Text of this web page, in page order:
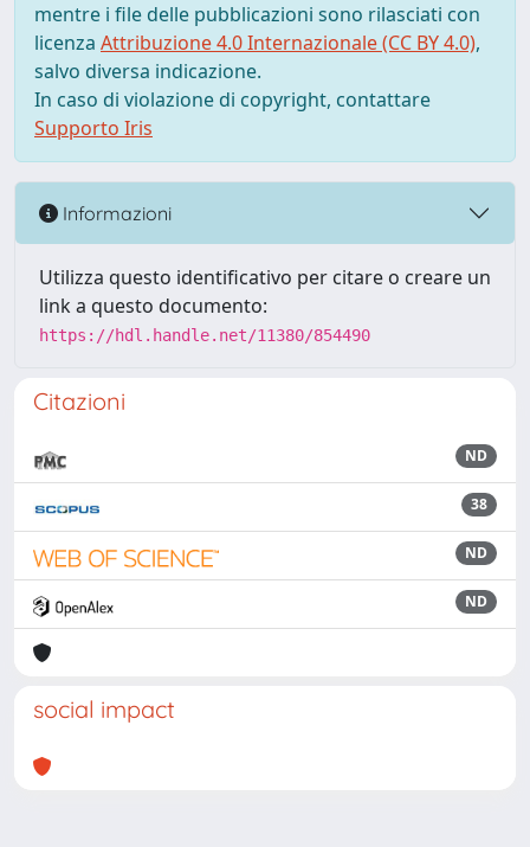
mentre i file delle pubblicazioni sono rilasciati con
licenza Attribuzione 4.0 Internazionale (CC BY 4.0),
salvo diversa indicazione.
In caso di violazione di copyright, contattare
Supporto Iris
Informazioni
Utilizza questo identificativo per citare o creare un
link a questo documento:
https://hdl.handle.net/11380/854490
Citazioni
ND
38
ND
ND
social impact